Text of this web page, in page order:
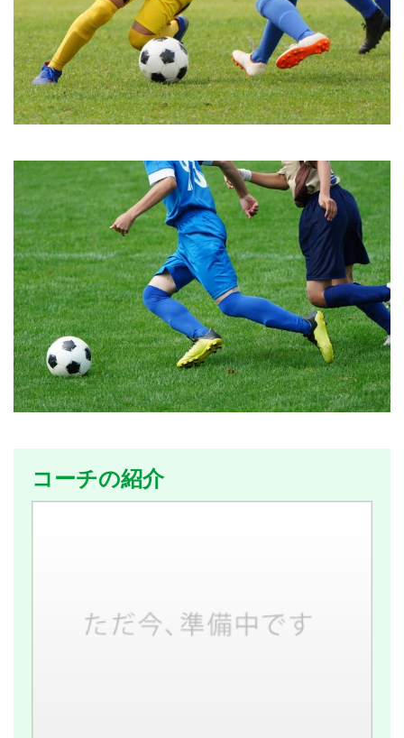
コーチの紹介